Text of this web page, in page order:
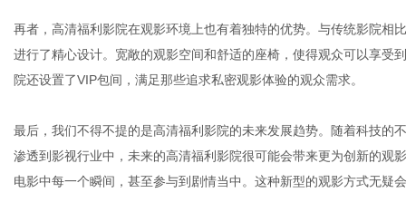
再者，高清福利影院在观影环境上也有着独特的优势。与传统影院相
进行了精心设计。宽敞的观影空间和舒适的座椅，使得观众可以享受
院还设置了VIP包间，满足那些追求私密观影体验的观众需求。
最后，我们不得不提的是高清福利影院的未来发展趋势。随着科技的
渗透到影视行业中，未来的高清福利影院很可能会带来更为创新的观
电影中每一个瞬间，甚至参与到剧情当中。这种新型的观影方式无疑